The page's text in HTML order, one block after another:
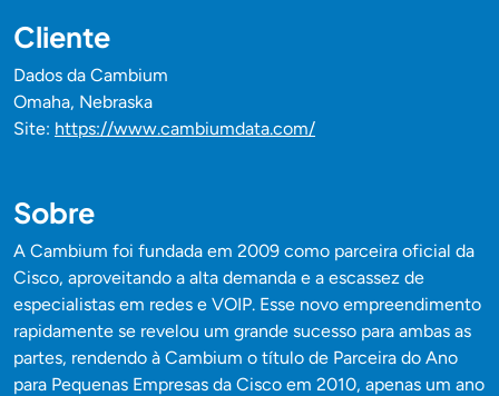
Cliente
Dados da Cambium
Omaha, Nebraska
Site: https://www.cambiumdata.com/
Sobre
A Cambium foi fundada em 2009 como parceira oficial da
Cisco, aproveitando a alta demanda e a escassez de
especialistas em redes e VOIP. Esse novo empreendimento
rapidamente se revelou um grande sucesso para ambas as
partes, rendendo à Cambium o título de Parceira do Ano
para Pequenas Empresas da Cisco em 2010, apenas um ano